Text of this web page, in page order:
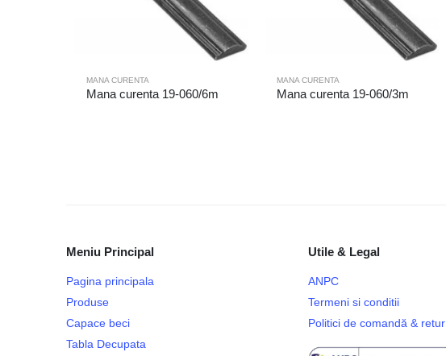
MANA CURENTA
Mana curenta 19-060/6m
MANA CURENTA
Mana curenta 19-060/3m
Meniu Principal
Pagina principala
Produse
Capace beci
Tabla Decupata
Utile & Legal
ANPC
Termeni si conditii
Politici de comandă & retur